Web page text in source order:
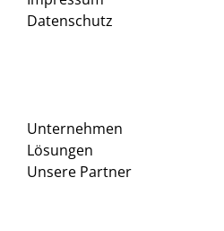
Datenschutz
Unternehmen
Lösungen
Unsere Partner